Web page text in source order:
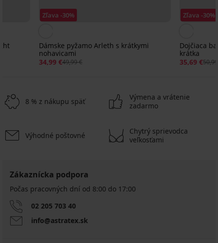
Zľava -30%
Dámske pyžamo Arleth s krátkymi
nohavicami
34,99 €49,99 €
Zľava -30%
Dojčiaca
krátka
35,69 €
Dámske
bavlnené
pyžamo
Stripe
krátkymi
Erotický
komplet
Aga
Dámske
pyžamo
Night
s
krátkymi
nohavicami
Erotický
komplet
LIMITED
PREMIUM
Saténový
pyžamový
overal
krátky
LIMITED Výpredaj -50%
PREMIUM
Hrejivé
pyžamo
DKNY
from
LIMITED
bavlnené
Pointelle
s
krátkymi
Výpredaj -30%
PREMIUM
Dámske
pyžamo
DKNY
City
8 % z nákupu späť
Výmena a vrátenie
zadarmo
Výhodné poštovné
Chytrý sprievodca
veľkosťami
Zákaznícka podpora
Počas pracovných dní od 8:00 do 17:00
02 205 703 40
info@astratex.sk